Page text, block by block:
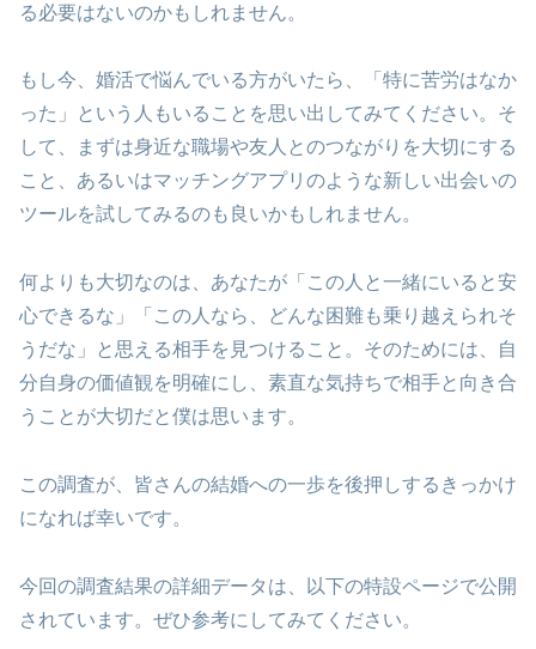
る必要はないのかもしれません。
もし今、婚活で悩んでいる方がいたら、「特に苦労はなか
った」という人もいることを思い出してみてください。そ
して、まずは身近な職場や友人とのつながりを大切にする
こと、あるいはマッチングアプリのような新しい出会いの
ツールを試してみるのも良いかもしれません。
何よりも大切なのは、あなたが「この人と一緒にいると安
心できるな」「この人なら、どんな困難も乗り越えられそ
うだな」と思える相手を見つけること。そのためには、自
分自身の価値観を明確にし、素直な気持ちで相手と向き合
うことが大切だと僕は思います。
この調査が、皆さんの結婚への一歩を後押しするきっかけ
になれば幸いです。
今回の調査結果の詳細データは、以下の特設ページで公開
されています。ぜひ参考にしてみてください。